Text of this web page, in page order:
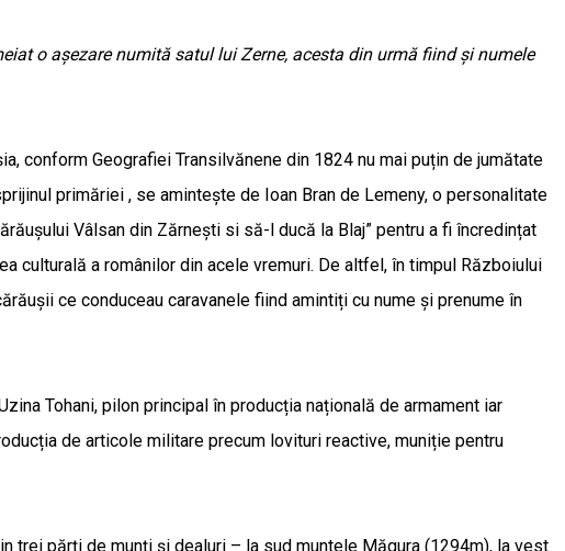
o așezare numită satul lui Zerne, acesta din urmă fiind și numele
conform Geografiei Transilvănene din 1824 nu mai puțin de jumătate
primăriei , se amintește de Ioan Bran de Lemeny, o personalitate
Vâlsan din Zărnești si să-l ducă la Blaj” pentru a fi încredințat
culturală a românilor din acele vremuri. De altfel, în timpul Războiului
ce conduceau caravanele fiind amintiți cu nume și prenume în
Tohani, pilon principal în producția națională de armament iar
de articole militare precum lovituri reactive, muniție pentru
trei părți de munți și dealuri – la sud muntele Măgura (1294m), la vest